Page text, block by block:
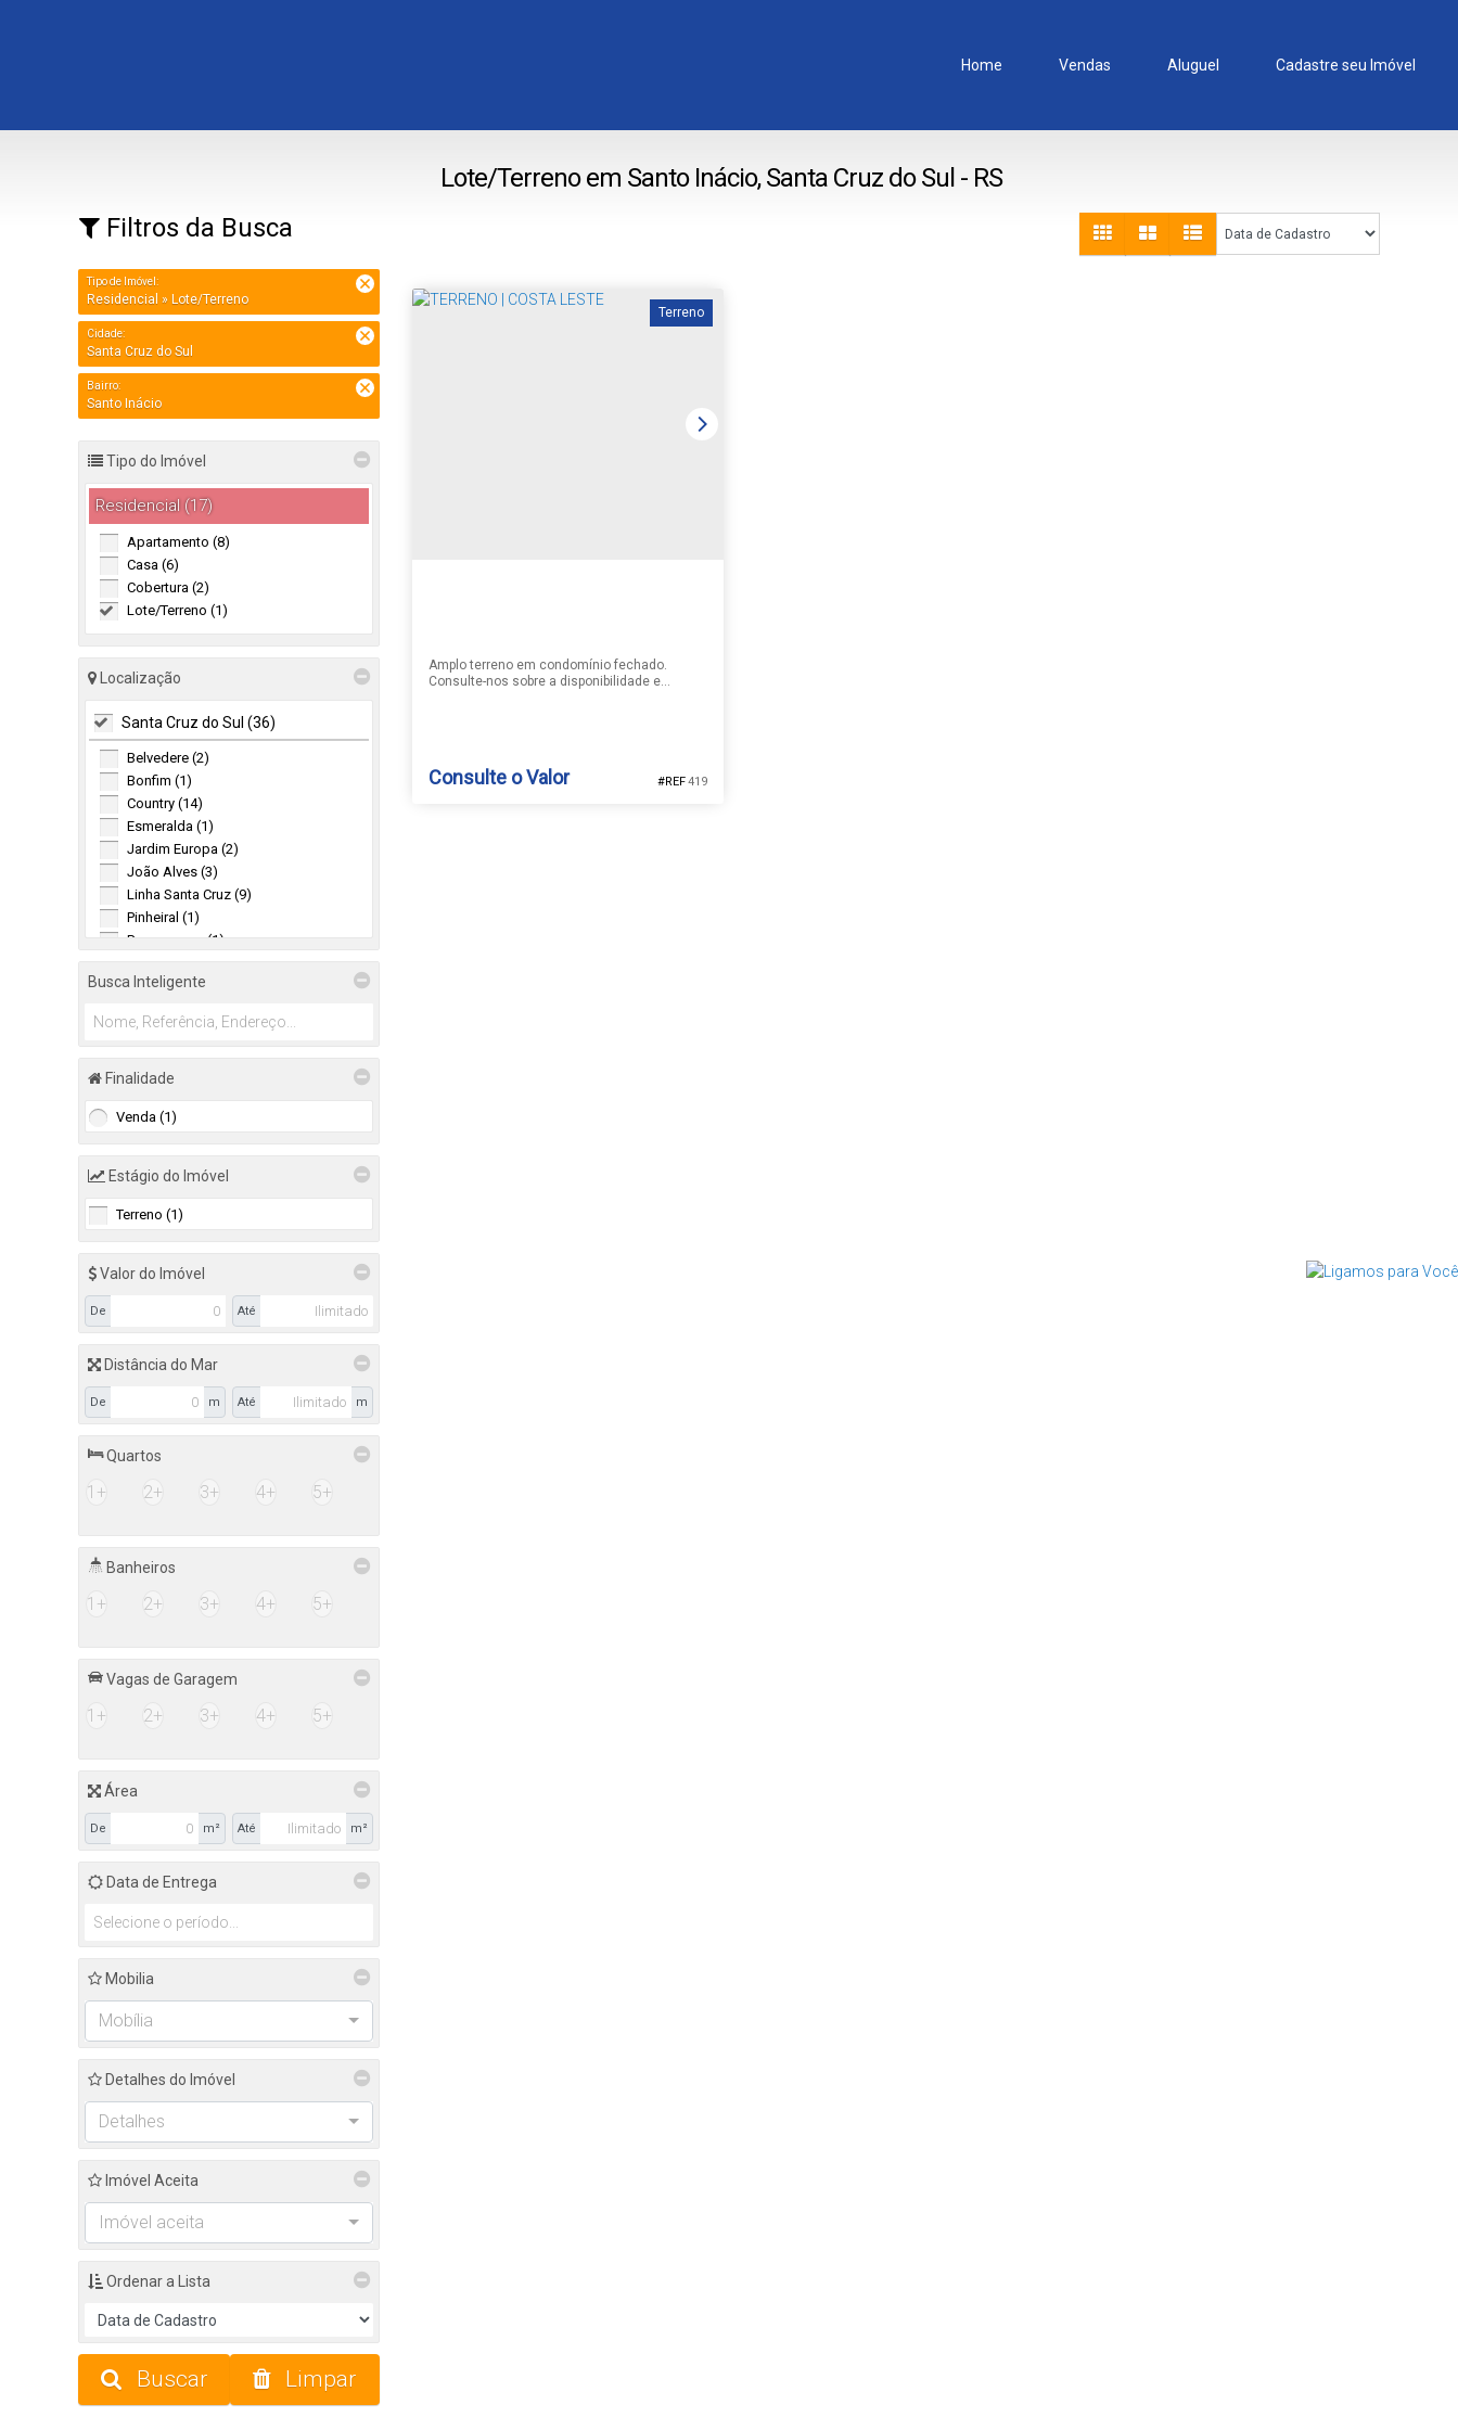
Cadastre seu Imóvel
Aluguel
Vendas
Home
Lote/Terreno em Santo Inácio, Santa Cruz do Sul - RS
Filtros da Busca
Tipo de Imóvel:
Residencial » Lote/Terreno
Cidade:
Santa Cruz do Sul
Bairro:
Santo Inácio
Tipo do Imóvel
Residencial (17)
Apartamento (8)
Casa (6)
Cobertura (2)
Lote/Terreno (1)
Localização
Santa Cruz do Sul (36)
Belvedere (2)
Bonfim (1)
Country (14)
Esmeralda (1)
Jardim Europa (2)
João Alves (3)
Linha Santa Cruz (9)
Pinheiral (1)
Renascença (1)
Santo Inácio (1)
Universitário (1)
Busca Inteligente
Finalidade
Venda (1)
Estágio do Imóvel
Terreno (1)
Valor do Imóvel
De Até
Distância do Mar
De m Até m
Quartos
1+ 2+ 3+ 4+ 5+
Banheiros
1+ 2+ 3+ 4+ 5+
Vagas de Garagem
1+ 2+ 3+ 4+ 5+
Área
De m² Até m²
Data de Entrega
Mobilia
Mobília
Detalhes do Imóvel
Detalhes
Imóvel Aceita
Imóvel aceita
Ordenar a Lista
Buscar Limpar
Terreno
Consulte o Valor 419
Amplo terreno em condomínio fechado.
Consulte-nos sobre a disponibilidade e